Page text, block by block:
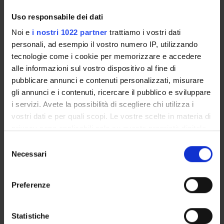
Uso responsabile dei dati
Noi e i nostri 1022 partner trattiamo i vostri dati
personali, ad esempio il vostro numero IP, utilizzando
tecnologie come i cookie per memorizzare e accedere
alle informazioni sul vostro dispositivo al fine di
pubblicare annunci e contenuti personalizzati, misurare
gli annunci e i contenuti, ricercare il pubblico e sviluppare
i servizi. Avete la possibilità di scegliere chi utilizza i
vostri dati e per quali scopi. Le vostre scelte in materia di
modificare o revocare il proprio consenso in qualsiasi
momento dalla Dichiarazione sui cookie o facendo clic
raccogliere informazioni sulla tua posizione
delNecessari
Preferenze
Statistiche
GOVERNANCE
COMMISSIONI
UFFICI E STRUTTURE DI SERVIZIO
SERVIZI DI SEGRETERIA STUDENTI
STRUTTURE DEL DIPARTIMENTO
LABORATORI